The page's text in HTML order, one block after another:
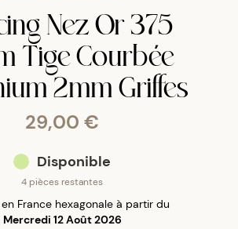
Nez Or 375
Tige Courbée
2mm Griffes
29,00 €
Disponible
4 pièces restantes
en France hexagonale à partir du
Mercredi 12 Août 2026